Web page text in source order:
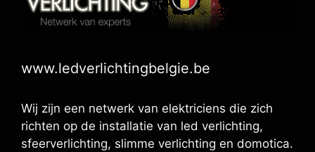
www.ledverlichtingbelgie.be
Wij zijn een netwerk van elektriciens die zich
richten op de installatie van led verlichting,
sfeerverlichting, slimme verlichting en domotica.